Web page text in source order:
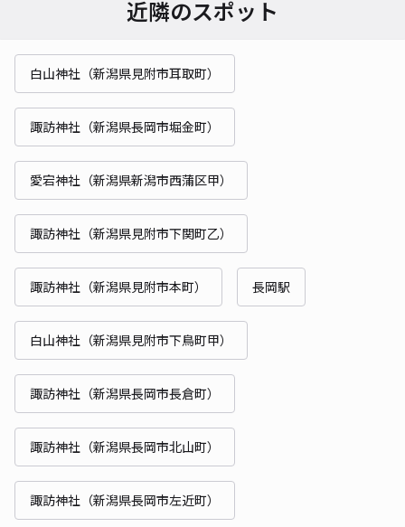
近隣のスポット
白山神社（新潟県見附市耳取町）
諏訪神社（新潟県長岡市堀金町）
愛宕神社（新潟県新潟市西蒲区甲）
諏訪神社（新潟県見附市下関町乙）
諏訪神社（新潟県見附市本町） 長岡駅
白山神社（新潟県見附市下鳥町甲）
諏訪神社（新潟県長岡市長倉町）
諏訪神社（新潟県長岡市北山町）
諏訪神社（新潟県長岡市左近町）